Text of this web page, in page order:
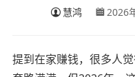
慧鸿 2026
提到在家赚钱，很多人